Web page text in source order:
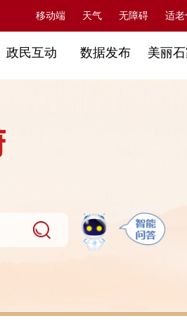
移动端 天气 无障碍 适老
政民互动 数据发布 美丽